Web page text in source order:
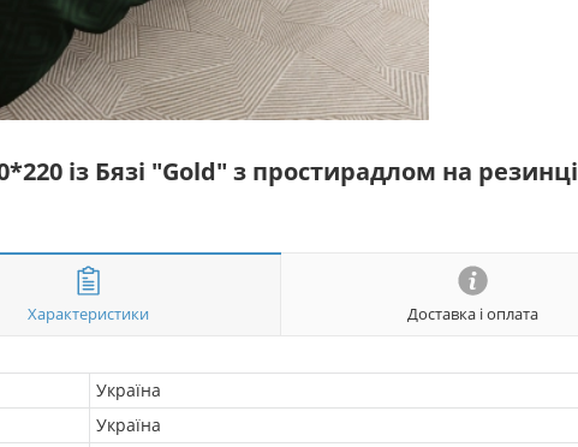
із Бязі "Gold" з простирадлом на резинці
Характеристики Доставка і оплата
Україна
Україна